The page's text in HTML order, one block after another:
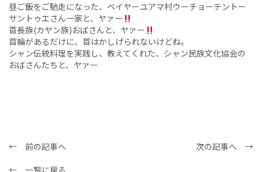
昼ご飯をご馳走になった、ベイヤーユアマ村ウーチョーテントー
サントゥエさん一家と、ヤァー
首長族(カヤン族)おばさんと、ヤァー
首輪があるだけに、首はかしげられないけどね。
シャン伝統料理を実践し、教えてくれた、シャン民族文化協会の
おばさんたちと、ヤァー
← 前の記事へ
次の記事へ →